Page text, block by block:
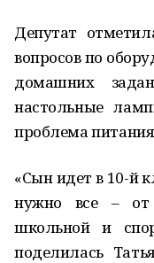
Депутат
вопросов по
домашних
настольные
проблема питания
«Сын идет в 10-й
нужно все – от
школьной и
поделилась